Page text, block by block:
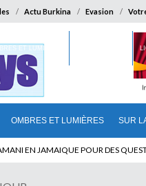
Actu Burkina Evasion
OMBRES ET LUMIÈRES SUR
ET LUMIÈRES
DE TALON A LA TETE DU SENAT